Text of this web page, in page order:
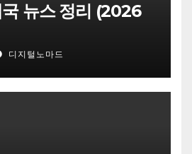
뉴스 정리 (2026
디지털노마드